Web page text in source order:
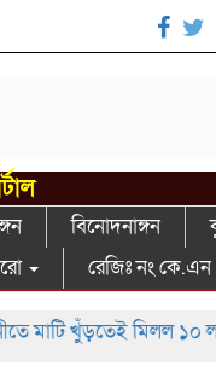
বিনোদনাঙ্গন
রেজিঃ নং
মাটি খুঁড়তেই মিলল ১০